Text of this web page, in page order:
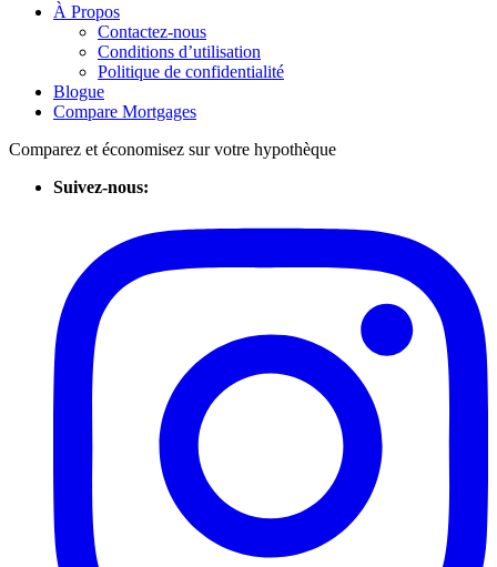
À Propos
Contactez-nous
Conditions d’utilisation
Politique de confidentialité
Blogue
Compare Mortgages
Comparez et économisez sur votre hypothèque
Suivez-nous: